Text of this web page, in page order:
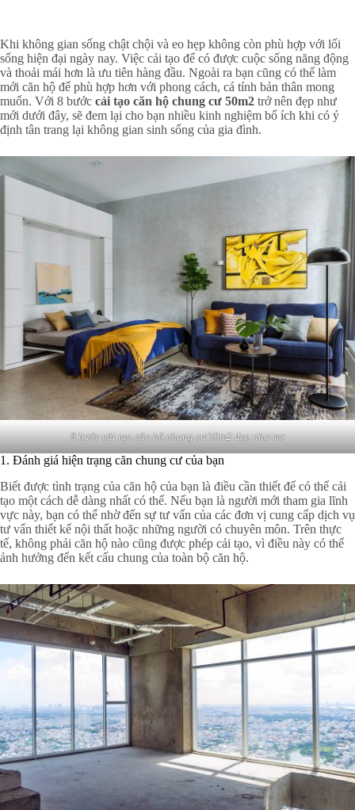
Khi không gian sống chật chội và eo hẹp không còn phù hợp với lối
sống hiện đại ngày nay. Việc cải tạo để có được cuộc sống năng động
và thoải mái hơn là ưu tiên hàng đầu. Ngoài ra bạn cũng có thể làm
mới căn hộ để phù hợp hơn với phong cách, cá tính bản thân mong
muốn. Với 8 bước cải tạo căn hộ chung cư 50m2 trở nên đẹp như
mới dưới đây, sẽ đem lại cho bạn nhiều kinh nghiệm bổ ích khi có ý
định tân trang lại không gian sinh sống của gia đình.
8 bước cải tạo căn hộ chung cư 50m2 đẹp như mơ
1. Đánh giá hiện trạng căn chung cư của bạn
Biết được tình trạng của căn hộ của bạn là điều cần thiết để có thể cải
tạo một cách dễ dàng nhất có thể. Nếu bạn là người mới tham gia lĩnh
vực này, bạn có thể nhờ đến sự tư vấn của các đơn vị cung cấp dịch vụ
tư vấn thiết kế nội thất hoặc những người có chuyên môn. Trên thực
tế, không phải căn hộ nào cũng được phép cải tạo, vì điều này có thể
ảnh hưởng đến kết cấu chung của toàn bộ căn hộ.